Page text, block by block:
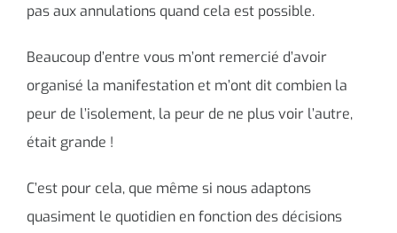
pas aux annulations quand cela est possible.
Beaucoup d’entre vous m’ont remercié d’avoir
organisé la manifestation et m’ont dit combien la
peur de l’isolement, la peur de ne plus voir l’autre,
était grande !
C’est pour cela, que même si nous adaptons
quasiment le quotidien en fonction des décisions